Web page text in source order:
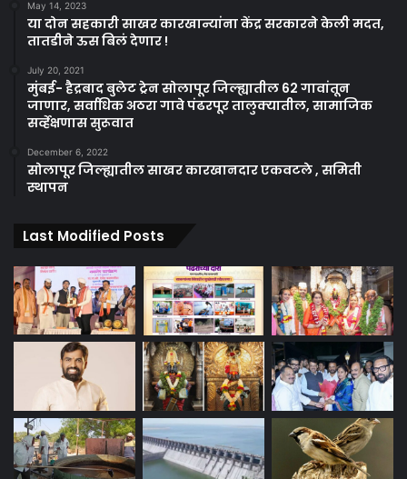
May 14, 2023
या दोन सहकारी साखर कारखान्यांना केंद्र सरकारने केली मदत,
तातडीने ऊस बिलं देणार !
July 20, 2021
मुंबई- हैद्रबाद बुलेट ट्रेन सोलापूर जिल्ह्यातील 62 गावांतून
जाणार, सर्वाधिक अठरा गावे पंढरपूर तालुक्यातील, सामाजिक
सर्व्हेक्षणास सुरूवात
December 6, 2022
सोलापूर जिल्ह्यातील साखर कारखानदार एकवटले , समिती
स्थापन
Last Modified Posts